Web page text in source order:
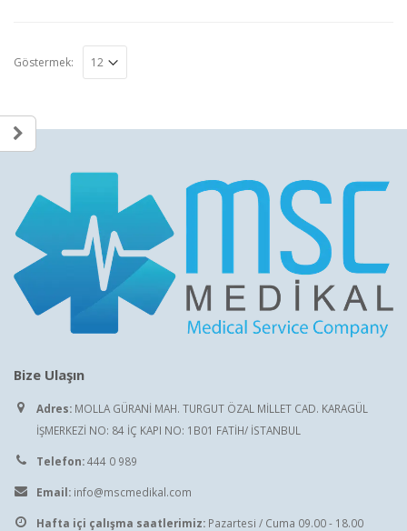
Göstermek:
Bize Ulaşın
Adres: MOLLA GÜRANİ MAH. TURGUT ÖZAL MİLLET CAD. KARAGÜL
İŞMERKEZİ NO: 84 İÇ KAPI NO: 1B01 FATİH/ İSTANBUL
Telefon:444 0 989
Email: info@mscmedikal.com
Hafta içi çalışma saatlerimiz: Pazartesi / Cuma 09.00 - 18.00